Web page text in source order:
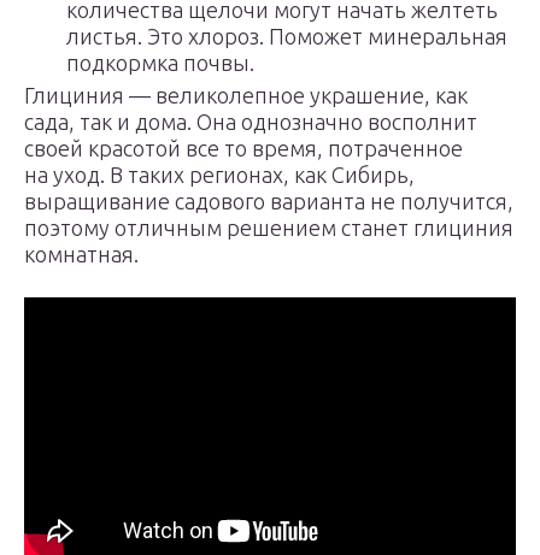
количества щелочи могут начать желтеть
листья. Это хлороз. Поможет минеральная
подкормка почвы.
Глициния — великолепное украшение, как
сада, так и дома. Она однозначно восполнит
своей красотой все то время, потраченное
на уход. В таких регионах, как Сибирь,
выращивание садового варианта не получится,
поэтому отличным решением станет глициния
комнатная.